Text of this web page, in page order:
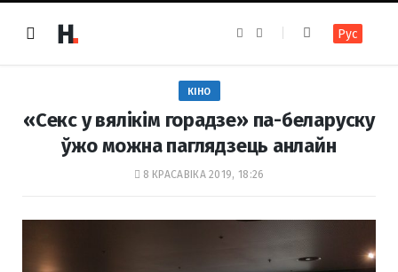
e
k
t
a
m
Рус
КІНО
«Секс у вялікім горадзе» па-беларуску
ўжо можна паглядзець анлайн
8 КРАСАВІКА 2019, 18:26